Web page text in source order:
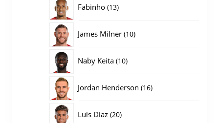
Fabinho 1313
James Milner 1010
Naby Keita 1010
Jordan Henderson 1616
Luis Diaz 2020